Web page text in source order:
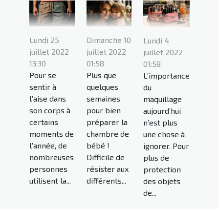
Lundi 25
juillet 2022
13:30
Pour se
sentir à
l’aise dans
son corps à
certains
moments de
l’année, de
nombreuses
personnes
utilisent la...
Dimanche 10
juillet 2022
01:58
Plus que
quelques
semaines
pour bien
préparer la
chambre de
bébé !
Difficile de
résister aux
différents...
Lundi 4
juillet 2022
01:58
L’importance
du
maquillage
aujourd’hui
n’est plus
une chose à
ignorer. Pour
plus de
protection
des objets
de...